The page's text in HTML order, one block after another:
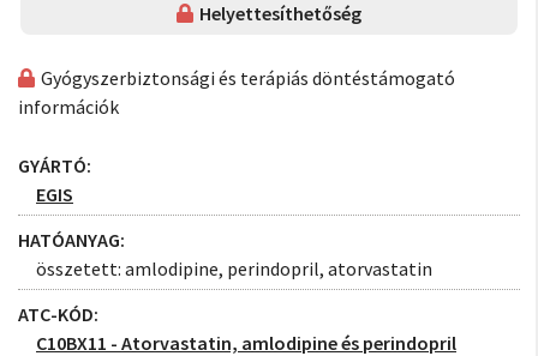
Helyettesíthetőség
Gyógyszerbiztonsági és terápiás döntéstámogató
információk
GYÁRTÓ:
EGIS
HATÓANYAG:
összetett: amlodipine, perindopril, atorvastatin
ATC-KÓD:
C10BX11 - Atorvastatin, amlodipine és perindopril